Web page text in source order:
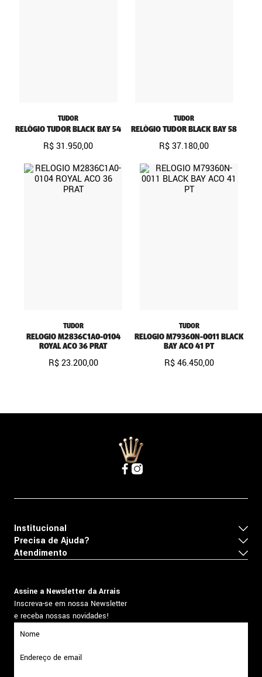
TUDOR
RELÓGIO TUDOR BLACK BAY 54
R$31.950,00
TUDOR
RELÓGIO TUDOR BLACK BAY 58
R$37.180,00
TUDOR
RELOGIO M2836C1A0-0104
ROYAL ACO 36 PRAT
R$ 23.200,00
TUDOR
RELOGIO M79360N-0011 BLACK
BAY ACO 41 PT
R$ 46.450,00
Institucional
Precisa de Ajuda?
Atendimento
Assine a Newsletter da Arrais
Inscreva-se em nossa Newsletter
e receba nossas novidades!